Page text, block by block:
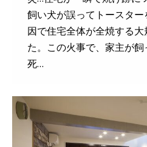
飼い犬が誤ってトースタ
因で住宅全体が全焼する
た。この火事で、家主が
死…